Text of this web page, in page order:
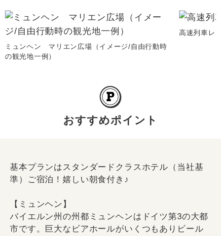
ミュンヘン マリエン広場（イメージ/自由行動時
の観光地一例）
高速列車レ
おすすめポイント
基本プランはスタンダードクラスホテル（当社基
準）ご宿泊！嬉しい朝食付き♪
【ミュンヘン】
バイエルン州の州都ミュンヘンはドイツ第3の大都
市です。巨大なビアホールがいくつもありビール